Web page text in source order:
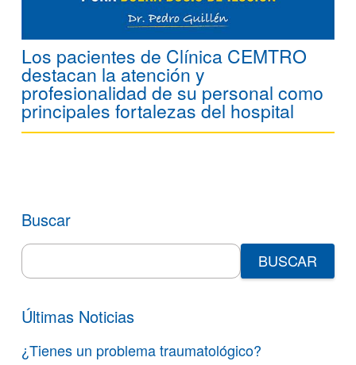
Los pacientes de Clínica CEMTRO
destacan la atención y
profesionalidad de su personal como
principales fortalezas del hospital
Buscar
Search
for:
Últimas Noticias
¿Tienes un problema traumatológico?